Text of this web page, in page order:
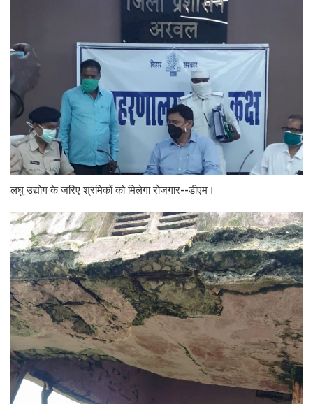
लघु उद्योग के जरिए श्रमिकों को मिलेगा रोजगार--डीएम।